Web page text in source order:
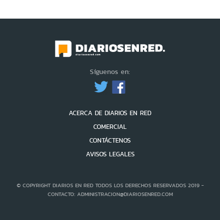
Síguenos en:
ACERCA DE DIARIOS EN RED
COMERCIAL
CONTÁCTENOS
AVISOS LEGALES
© COPYRIGHT DIARIOS EN RED TODOS LOS DERECHOS RESERVADOS 2019 -
CONTACTO: ADMINISTRACION@DIARIOSENRED.COM